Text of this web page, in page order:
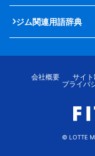
ジム関連用語辞典
会社概要 サイ
プライバ
© LOTTE